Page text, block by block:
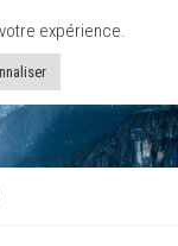
expérience.